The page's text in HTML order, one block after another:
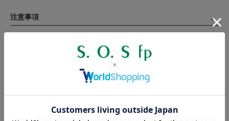
注意事項
ヶ月半後の発送となります。
・お支払い方法に代金引換、あと払い（ペイディ）がご利用いた
・お届け日時のご指定はできません。
｜繊細な商品ですので取り扱いにはご注意ください。
｜実際の商品は、製造工程の都合上、色味・柄・形状などの細部